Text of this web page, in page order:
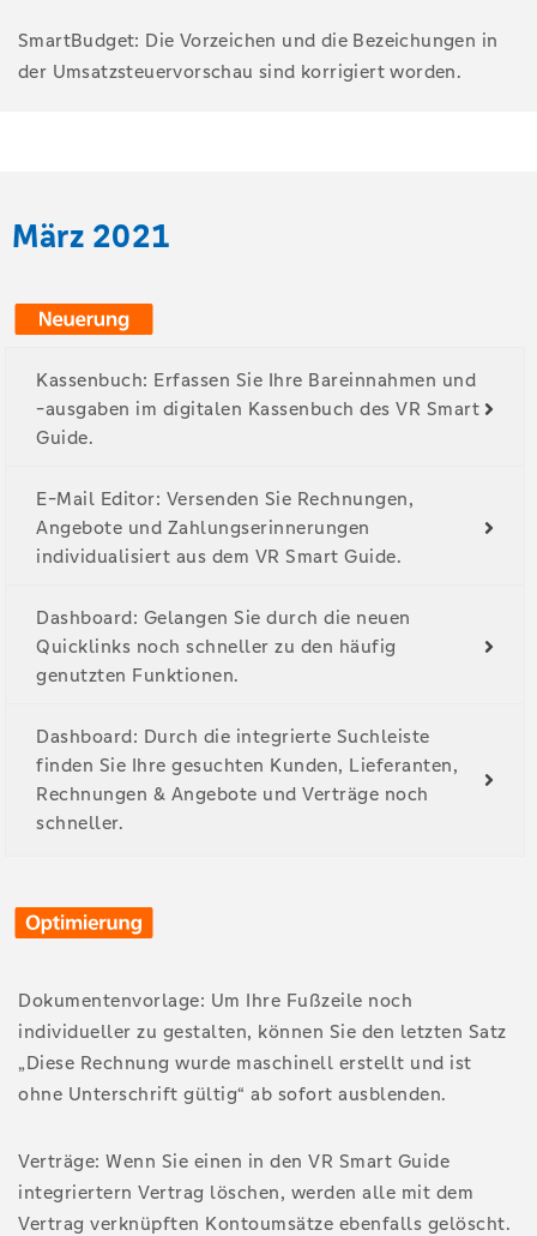
SmartBudget: Die Vorzeichen und die Bezeichungen in
der Umsatzsteuervorschau sind korrigiert worden.
März 2021
Kassenbuch: Erfassen Sie Ihre Bareinnahmen und
-ausgaben im digitalen Kassenbuch des VR Smart
Guide.
E-Mail Editor: Versenden Sie Rechnungen,
Angebote und Zahlungserinnerungen
individualisiert aus dem VR Smart Guide.
Dashboard: Gelangen Sie durch die neuen
Quicklinks noch schneller zu den häufig
genutzten Funktionen.
Dashboard: Durch die integrierte Suchleiste
finden Sie Ihre gesuchten Kunden, Lieferanten,
Rechnungen & Angebote und Verträge noch
schneller.
Dokumentenvorlage: Um Ihre Fußzeile noch
individueller zu gestalten, können Sie den letzten Satz
„Diese Rechnung wurde maschinell erstellt und ist
ohne Unterschrift gültig“ ab sofort ausblenden.
Verträge: Wenn Sie einen in den VR Smart Guide
integriertern Vertrag löschen, werden alle mit dem
Vertrag verknüpften Kontoumsätze ebenfalls gelöscht.